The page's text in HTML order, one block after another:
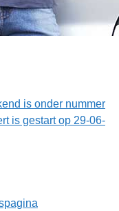
is onder nummer
is gestart op 29-06-